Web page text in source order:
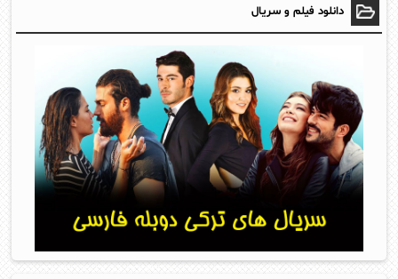
دانلود فیلم و سریال